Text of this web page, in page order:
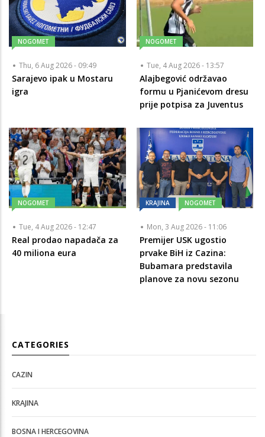
NOGOMET
Thu, 6 Aug 2026 - 09:49
Sarajevo ipak u Mostaru
igra
NOGOMET
Tue, 4 Aug 2026 - 13:57
Alajbegović održavao
formu u Pjanićevom dresu
prije potpisa za Juventus
NOGOMET
Tue, 4 Aug 2026 - 12:47
Real prodao napadača za
40 miliona eura
KRAJINA NOGOMET
Mon, 3 Aug 2026 - 11:06
Premijer USK ugostio
prvake BiH iz Cazina:
Bubamara predstavila
planove za novu sezonu
CATEGORIES
CAZIN
KRAJINA
BOSNA I HERCEGOVINA